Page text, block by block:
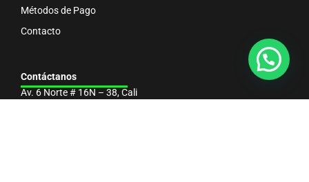
Métodos de Pago
Contacto
Contáctanos
Av. 6 Norte # 16N – 38, Cali